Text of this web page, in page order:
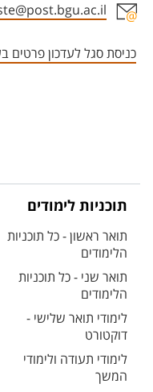
כניסת סגל לעדכון פרטים
תוכניות לימודים
תואר ראשון - כל תוכניות
הלימודים
תואר שני - כל תוכניות
הלימודים
לימודי תואר שלישי -
דוקטורט
לימודי תעודה ולימודי
המשך